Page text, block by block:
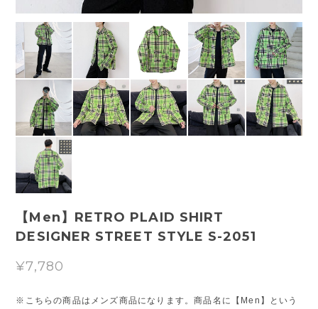
【Men】RETRO PLAID SHIRT
DESIGNER STREET STYLE S-2051
¥7,780
※こちらの商品はメンズ商品になります。商品名に【Men】という